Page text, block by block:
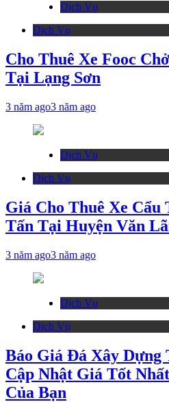
Dịch Vụ
Dịch Vụ
Cho Thuê Xe Fooc
Tại Lạng Sơn
3 năm ago3 năm ago
Dịch Vụ
Dịch Vụ
Giá Cho Thuê Xe Cẩu
Tấn Tại Huyện Văn
3 năm ago3 năm ago
Dịch Vụ
Dịch Vụ
Báo Giá Đá Xây Dựng
Cập Nhật Giá Tốt
Của Bạn